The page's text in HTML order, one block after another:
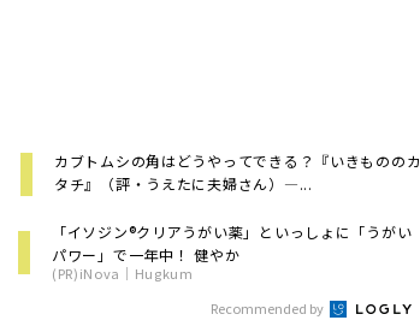
カブトムシの角はどうやってできる？『いきもののカ
タチ』（評・うえたに夫婦さん）―...
「イソジン®クリアうがい薬」といっしょに「うがい
パワー」で一年中！ 健やか
(PR)iNova｜Hugkum
Recommended by